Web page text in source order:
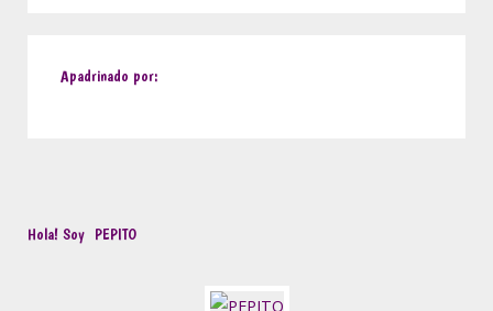
Hola! Soy PEPITO
Apadrinado por: